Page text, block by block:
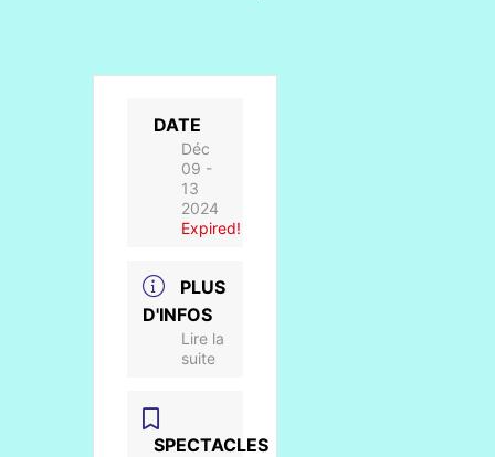
DATE
Déc
09 -
13
2024
Expired!
PLUS
D'INFOS
Lire la
suite
SPECTACLES